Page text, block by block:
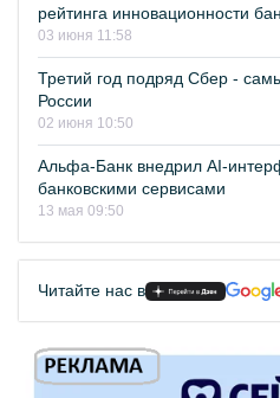
рейтинга инновационности
03 июня 11:58
Третий год подряд Сбер -
России
02 июня 10:50
Альфа-Банк внедрил AI-
банковскими сервисами
13 мая 09:50
Читайте нас в